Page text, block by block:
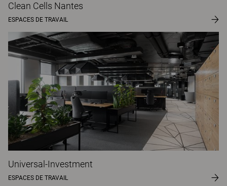
Clean Cells Nantes
ESPACES DE TRAVAIL
Universal-Investment
ESPACES DE TRAVAIL